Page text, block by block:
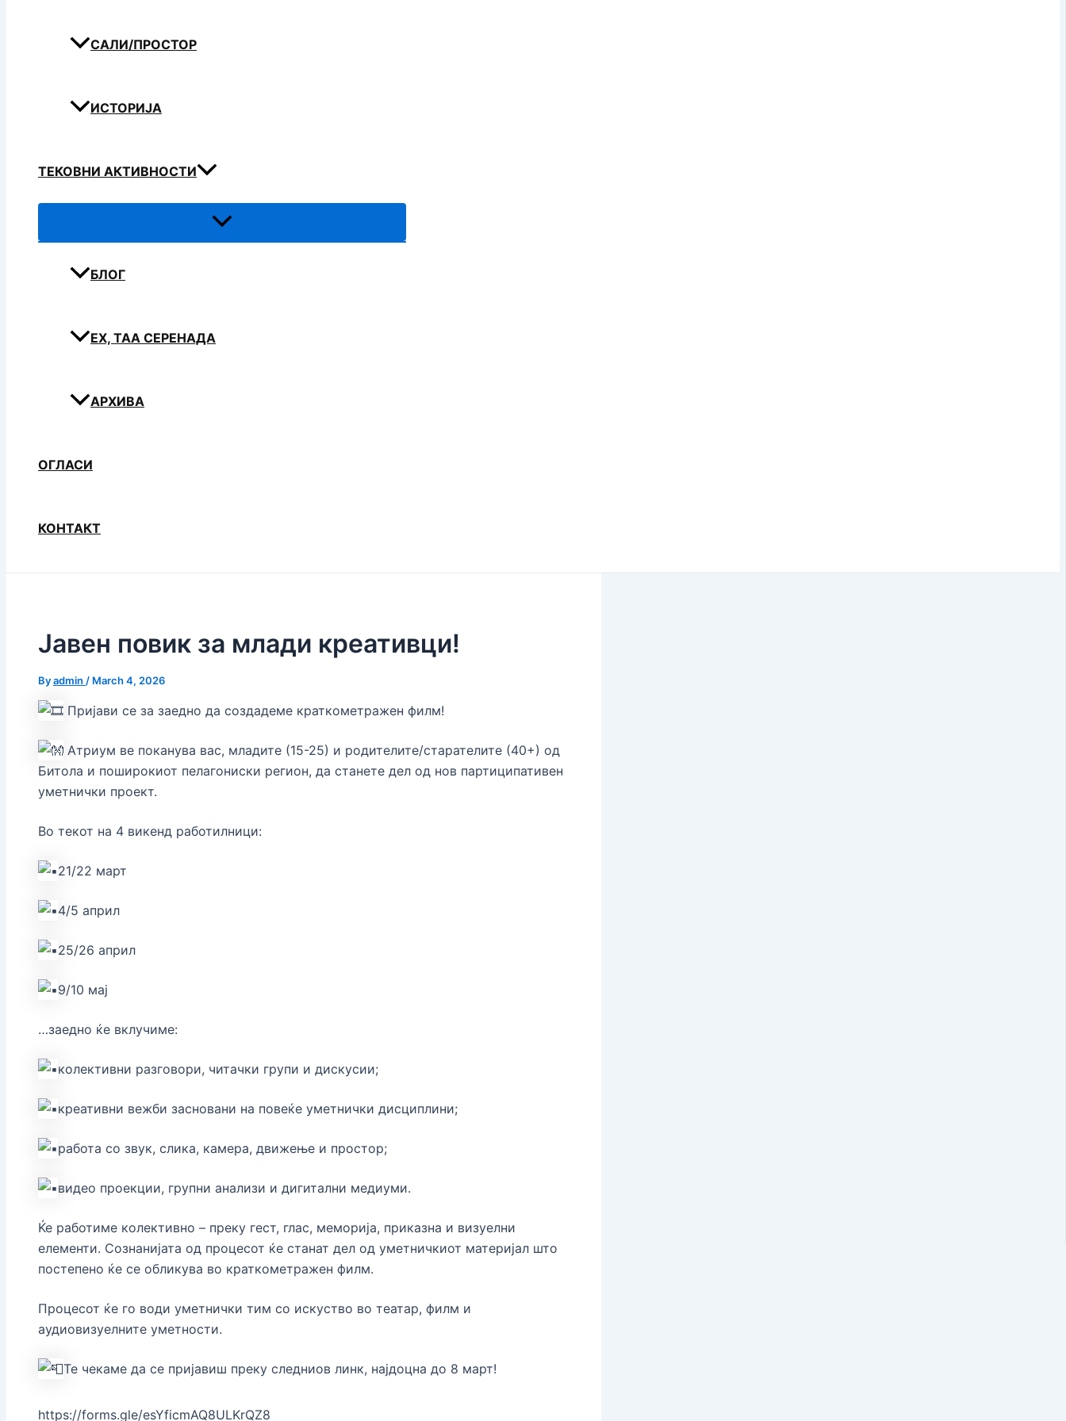
САЛИ/ПРОСТОР
ИСТОРИЈА
ТЕКОВНИ АКТИВНОСТИ
БЛОГ
ЕХ, ТАА СЕРЕНАДА
АРХИВА
ОГЛАСИ
КОНТАКТ
Јавен повик за млади креативци!
Byadmin / March 4, 2026
Пријави се за заедно да создадеме краткометражен филм!
Атриум ве поканува вас, младите (15-25) и родителите/старателите (40+) од
Битола и поширокиот пелагониски регион, да станете дел од нов партиципативен
уметнички проект.
Во текот на 4 викенд работилници:
21/22 март
4/5 април
25/26 април
9/10 мај
…заедно ќе вклучиме:
колективни разговори, читачки групи и дискусии;
креативни вежби засновани на повеќе уметнички дисциплини;
работа со звук, слика, камера, движење и простор;
видео проекции, групни анализи и дигитални медиуми.
Ќе работиме колективно – преку гест, глас, меморија, приказна и визуелни
елементи. Сознанијата од процесот ќе станат дел од уметничкиот материјал што
постепено ќе се обликува во краткометражен филм.
Процесот ќе го води уметнички тим со искуство во театар, филм и
аудиовизуелните уметности.
Те чекаме да се пријавиш преку следниов линк, најдоцна до 8 март!
https://forms.gle/esYficmAQ8ULKrQZ8